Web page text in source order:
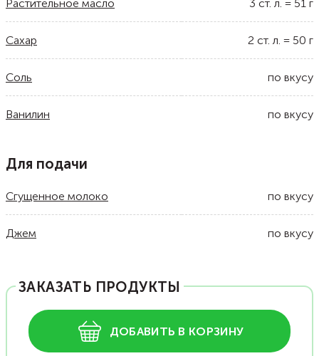
Растительное масло 3 ст. л. = 51 г
Сахар 2 ст. л. = 50 г
Соль по вкусу
Ванилин по вкусу
Для подачи
Сгущенное молоко по вкусу
Джем по вкусу
ЗАКАЗАТЬ ПРОДУКТЫ
ДОБАВИТЬ В КОРЗИНУ